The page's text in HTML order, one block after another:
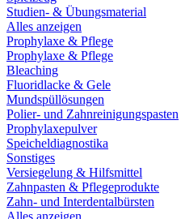
Studien- & Übungsmaterial
Alles anzeigen
Prophylaxe & Pflege
Prophylaxe & Pflege
Bleaching
Fluoridlacke & Gele
Mundspüllösungen
Polier- und Zahnreinigungspasten
Prophylaxepulver
Speicheldiagnostika
Sonstiges
Versiegelung & Hilfsmittel
Zahnpasten & Pflegeprodukte
Zahn- und Interdentalbürsten
Alles anzeigen